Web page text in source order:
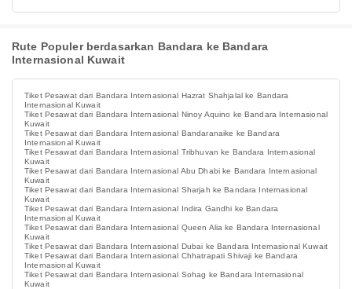
Rute Populer berdasarkan Bandara ke Bandara
Internasional Kuwait
Tiket Pesawat dari Bandara Internasional Hazrat Shahjalal ke Bandara
Internasional Kuwait
Tiket Pesawat dari Bandara Internasional Ninoy Aquino ke Bandara Internasional
Kuwait
Tiket Pesawat dari Bandara Internasional Bandaranaike ke Bandara
Internasional Kuwait
Tiket Pesawat dari Bandara Internasional Tribhuvan ke Bandara Internasional
Kuwait
Tiket Pesawat dari Bandara Internasional Abu Dhabi ke Bandara Internasional
Kuwait
Tiket Pesawat dari Bandara Internasional Sharjah ke Bandara Internasional
Kuwait
Tiket Pesawat dari Bandara Internasional Indira Gandhi ke Bandara
Internasional Kuwait
Tiket Pesawat dari Bandara Internasional Queen Alia ke Bandara Internasional
Kuwait
Tiket Pesawat dari Bandara Internasional Dubai ke Bandara Internasional Kuwait
Tiket Pesawat dari Bandara Internasional Chhatrapati Shivaji ke Bandara
Internasional Kuwait
Tiket Pesawat dari Bandara Internasional Sohag ke Bandara Internasional
Kuwait